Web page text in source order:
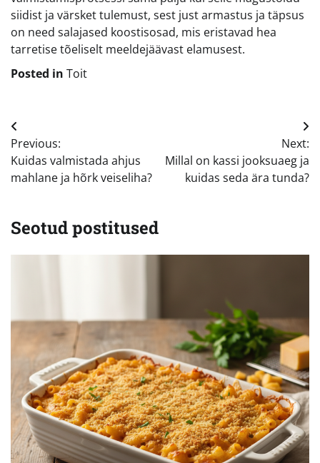
siidist ja värsket tulemust, sest just armastus ja täpsus
on need salajased koostisosad, mis eristavad hea
tarretise tõeliselt meeldejäävast elamusest.
Posted in Toit
Navigeerimine
Previous:
Kuidas valmistada ahjus
mahlane ja hõrk veiseliha?
Next:
Millal on kassi jooksuaeg ja
kuidas seda ära tunda?
Seotud postitused